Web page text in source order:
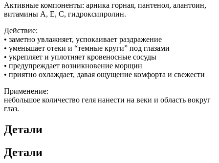
Активные компоненты: арника горная, пантенол, алантоин,
витамины A, E, C, гидроксипролин.
Действие:
• заметно увлажняет, успокаивает раздражение
• уменьшает отеки и “темные круги” под глазами
• укрепляет и уплотняет кровеносные сосуды
• предупреждает возникновение морщин
• приятно охлаждает, давая ощущение комфорта и свежести
Применение:
небольшое количество геля нанести на веки и область вокруг
глаз.
Детали
Детали